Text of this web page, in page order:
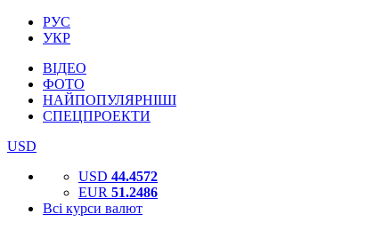
РУС
УКР
ВІДЕО
ФОТО
НАЙПОПУЛЯРНІШІ
СПЕЦПРОЕКТИ
USD
USD 44.4572
EUR 51.2486
Всі курси валют